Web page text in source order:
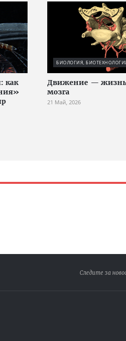
как
БИОЛОГИЯ,
Движение —
мозга
21 Май, 2026
Следите за